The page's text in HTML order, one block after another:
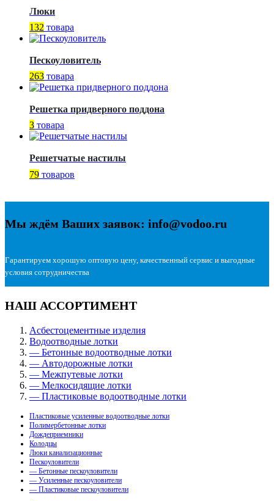
Люки
132 товара
Пескоуловитель
263 товара
Решетка придверного поддона
3 товара
Решетчатые настилы
79 товаров
Мы ждём Ваших заявок: info@vodoo.ru
Гарантируем хорошую оптовую цену, качественный сервис и выгодные
условия сотрудничества
НАШ АССОРТИМЕНТ
Асбестоцементные изделия
Водоотводные лотки
— Бетонные водоотводные лотки
— Автодорожные лотки
— Межпутевые лотки
— Мелкосидящие лотки
— Пластиковые водоотводные лотки
Пластиковые усиленные водоотводные лотки
Полимербетонные лотки
Дождеприемники
Колодцы
Люки канализационные
Пескоуловители
— Бетонные пескоуловители
— Усиленные пескоуловители
— Пластиковые пескоуловители